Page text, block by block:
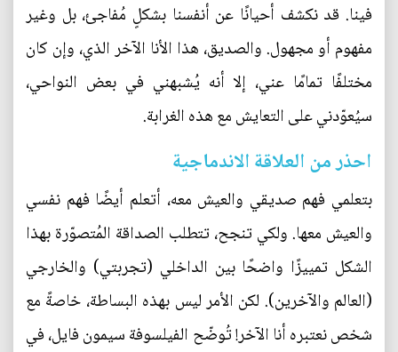
فينا. قد نكشف أحيانًا عن أنفسنا بشكلٍ مُفاجئ، بل وغير
مفهوم أو مجهول. والصديق، هذا الأنا الآخر الذي، وإن كان
مختلفًا تمامًا عني، إلا أنه يُشبهني في بعض النواحي،
سيُعوّدني على التعايش مع هذه الغرابة.
احذر من العلاقة الاندماجية
بتعلمي فهم صديقي والعيش معه، أتعلم أيضًا فهم نفسي
والعيش معها. ولكي تنجح، تتطلب الصداقة المُتصوّرة بهذا
الشكل تمييزًا واضحًا بين الداخلي (تجربتي) والخارجي
(العالم والآخرين). لكن الأمر ليس بهذه البساطة، خاصةً مع
شخص نعتبره أنا الآخر! تُوضّح الفيلسوفة سيمون فايل، في